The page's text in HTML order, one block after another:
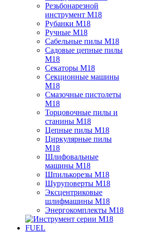
Резьбонарезной
инструмент M18
Рубанки M18
Ручные M18
Сабельные пилы M18
Садовые цепные пилы
M18
Секаторы M18
Секционные машины
M18
Смазочные пистолеты
M18
Торцовочные пилы и
станины M18
Цепные пилы M18
Циркулярные пилы
M18
Шлифовальные
машины M18
Шпилькорезы M18
Шуруповерты M18
Эксцентриковые
шлифмашины M18
Энергокомплекты M18